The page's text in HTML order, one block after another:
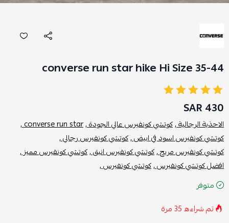
converse run star hike Hi Size 35-44
430 SAR
الاحذية الرجالية ,كوتشي كونفيرس عالي الجودة ,converse run star ,
كوتشي كونفيرس اسود في ابيض ,كوتشي كونفيرس رجالي ,
كوتشي كونفيرس مريح ,كوتشي كونفيرس انيق ,كوتشي كونفيرس مميز ,
افضل كوتشي كونفيرس ,كوتشي كونفيرس ,
متوفر
تم شراءه35مرة